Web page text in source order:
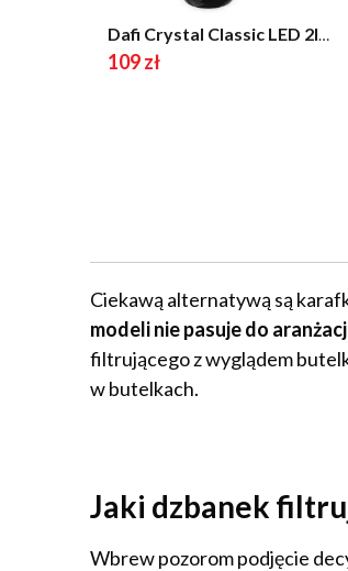
Dafi Crystal Classic LED 2l 3 wkłady Czarny
109 zł
Ciekawą alternatywą są
modeli nie pasuje do
filtrującego z wyglądem
w butelkach.
Jaki dzbanek
Wbrew pozorom podjęcie